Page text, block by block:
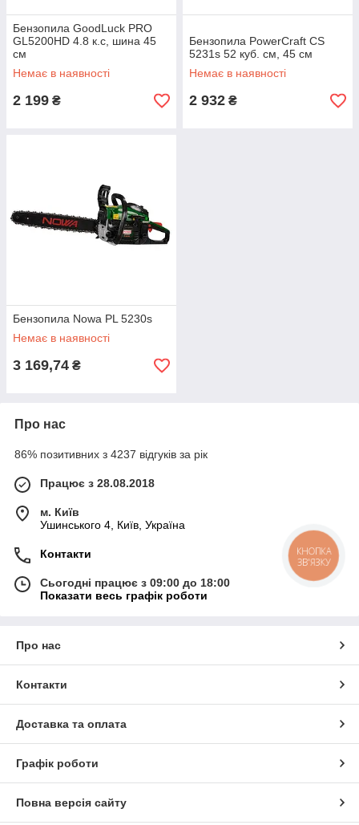
Бензопила GoodLuck PRO
GL5200HD 4.8 к.с, шина 45
см
Немає в наявності
2 199 ₴
Бензопила PowerCraft CS
5231s 52 куб. см, 45 cм
Немає в наявності
2 932 ₴
Бензопила Nowa PL 5230s
Немає в наявності
3 169,74 ₴
Про нас
86% позитивних з 4237 відгуків за рік
Працює з 28.08.2018
м. Київ
Ушинського 4, Київ, Україна
Контакти
Сьогодні працює з 09:00 до 18:00
Показати весь графік роботи
Про нас
Контакти
Доставка та оплата
Графік роботи
Повна версія сайту
КНОПКА
ЗВ'ЯЗКУ